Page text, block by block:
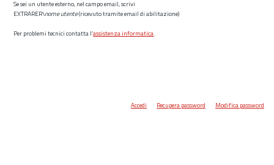
Se sei un utente esterno, nel campo email, scrivi
EXTRARER\nome utente(ricevuto tramite email di abilitazione)
Per problemi tecnici contatta l’assistenza informatica.
Accedi Recupera password Modifica password